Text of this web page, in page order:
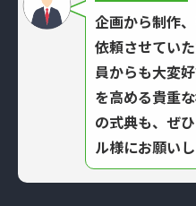
企画から制作
依頼させてい
員からも大変
を高める貴重
の式典も、ぜ
ル様にお願いし